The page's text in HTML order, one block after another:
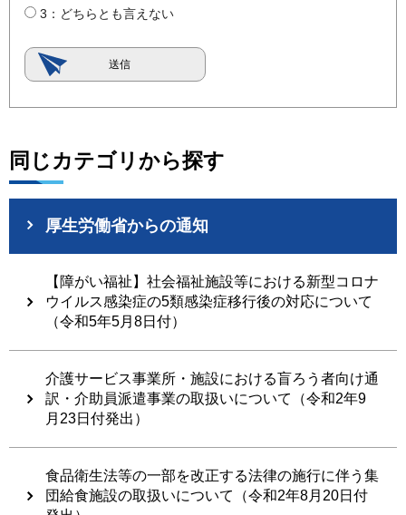
3：どちらとも言えない
同じカテゴリから探す
厚生労働省からの通知
【障がい福祉】社会福祉施設等における新型コロナ
ウイルス感染症の5類感染症移行後の対応について
（令和5年5月8日付）
介護サービス事業所・施設における盲ろう者向け通
訳・介助員派遣事業の取扱いについて（令和2年9
月23日付発出）
食品衛生法等の一部を改正する法律の施行に伴う集
団給食施設の取扱いについて（令和2年8月20日付